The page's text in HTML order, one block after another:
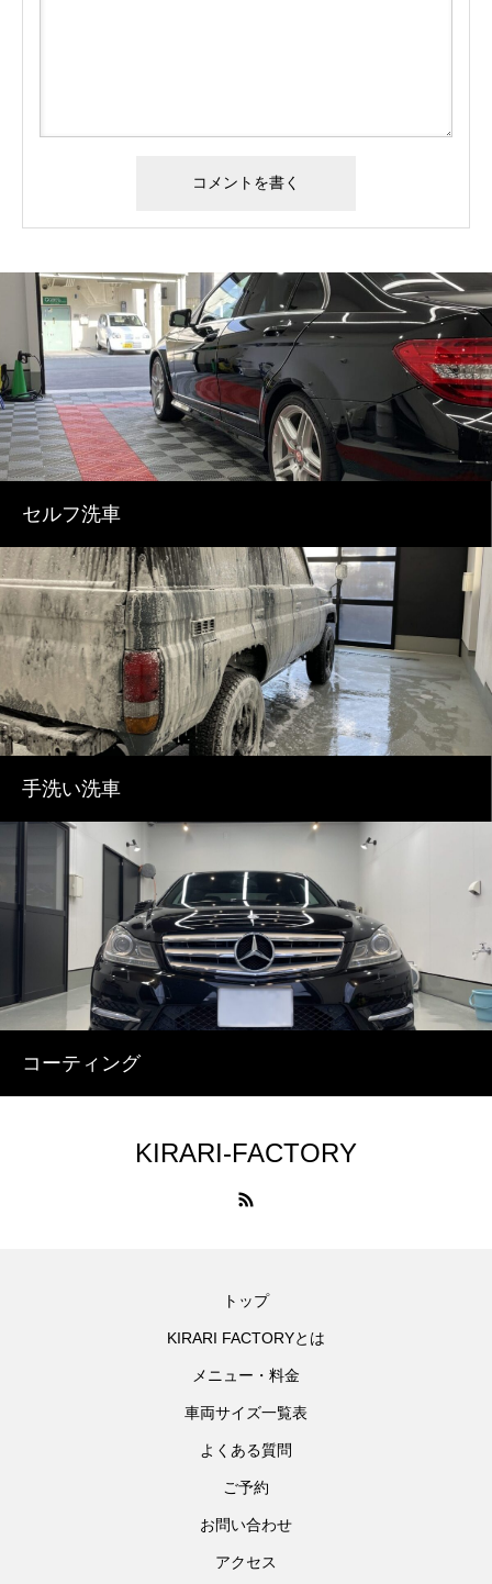
セルフ洗車
手洗い洗車
コーティング
KIRARI-FACTORY
トップ
KIRARI FACTORYとは
メニュー・料金
車両サイズ一覧表
よくある質問
ご予約
お問い合わせ
アクセス